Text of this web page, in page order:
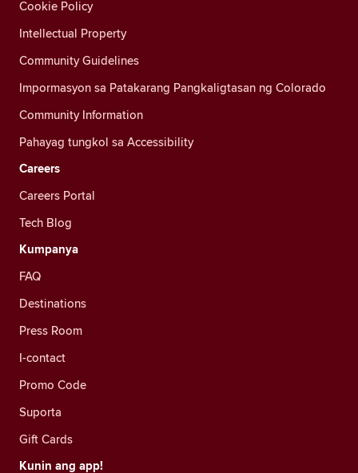
Cookie Policy
Intellectual Property
Community Guidelines
Impormasyon sa Patakarang Pangkaligtasan ng Colorado
Community Information
Pahayag tungkol sa Accessibility
Careers
Careers Portal
Tech Blog
Kumpanya
FAQ
Destinations
Press Room
I-contact
Promo Code
Suporta
Gift Cards
Kunin ang app!